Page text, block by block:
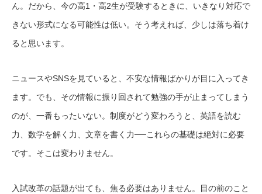
ん。だから、今の高1・高2生が受験するときに、いきなり対応で
きない形式になる可能性は低い。そう考えれば、少しは落ち着け
ると思います。
ニュースやSNSを見ていると、不安な情報ばかりが目に入ってき
ます。でも、その情報に振り回されて勉強の手が止まってしまう
のが、一番もったいない。制度がどう変わろうと、英語を読む
力、数学を解く力、文章を書く力──これらの基礎は絶対に必要
です。そこは変わりません。
入試改革の話題が出ても、焦る必要はありません。目の前のこと